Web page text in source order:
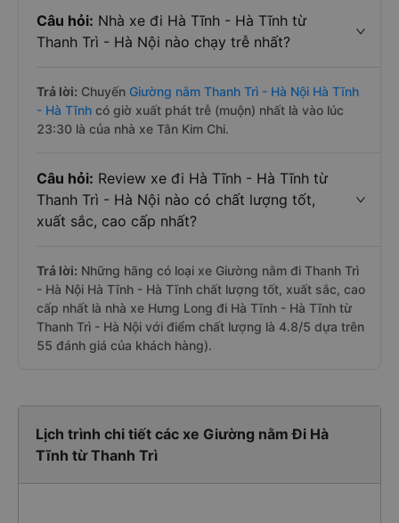
Câu hỏi: Nhà xe đi Hà Tĩnh - Hà Tĩnh từ
Thanh Trì - Hà Nội nào chạy trễ nhất?
Trả lời: Chuyến Giường nằm Thanh Trì - Hà Nội Hà Tĩnh
- Hà Tĩnh có giờ xuất phát trễ (muộn) nhất là vào lúc
23:30 là của nhà xe Tân Kim Chi.
Câu hỏi: Review xe đi Hà Tĩnh - Hà Tĩnh từ
Thanh Trì - Hà Nội nào có chất lượng tốt,
xuất sắc, cao cấp nhất?
Trả lời: Những hãng có loại xe Giường nằm đi Thanh Trì
- Hà Nội Hà Tĩnh - Hà Tĩnh chất lượng tốt, xuất sắc, cao
cấp nhất là nhà xe Hưng Long đi Hà Tĩnh - Hà Tĩnh từ
Thanh Trì - Hà Nội với điểm chất lượng là 4.8/5 dựa trên
55 đánh giá của khách hàng).
Lịch trình chi tiết các xe Giường nằm Đi Hà
Tĩnh từ Thanh Trì